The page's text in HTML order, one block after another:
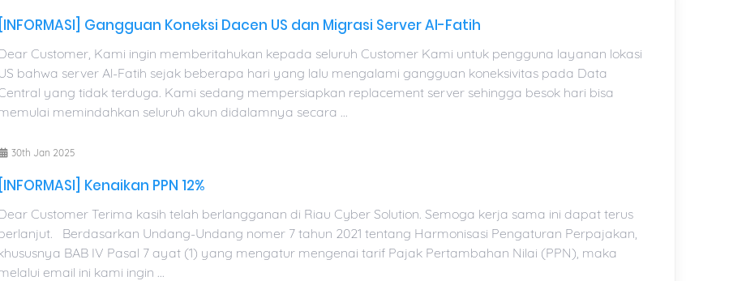
[INFORMASI] Gangguan Koneksi Dacen US dan Migrasi Server Al-Fatih
Customer, Kami ingin memberitahukan kepada seluruh Customer Kami untuk pengguna layanan lokasi
bahwa server Al-Fatih sejak beberapa hari yang lalu mengalami gangguan koneksivitas pada Data
yang tidak terduga. Kami sedang mempersiapkan replacement server sehingga besok hari bisa
memindahkan seluruh akun didalamnya secara ...
30th Jan 2025
[INFORMASI] Kenaikan PPN 12%
Customer Terima kasih telah berlangganan di Riau Cyber Solution. Semoga kerja sama ini dapat terus
Berdasarkan Undang-Undang nomer 7 tahun 2021 tentang Harmonisasi Pengaturan Perpajakan,
BAB IV Pasal 7 ayat (1) yang mengatur mengenai tarif Pajak Pertambahan Nilai (PPN), maka
email ini kami ingin ...